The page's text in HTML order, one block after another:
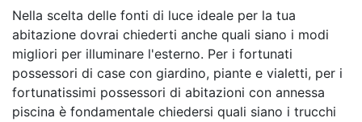
Nella scelta delle fonti di luce ideale per la tua
abitazione dovrai chiederti anche quali siano i modi
migliori per illuminare l'esterno. Per i fortunati
possessori di case con giardino, piante e vialetti, per i
fortunatissimi possessori di abitazioni con annessa
piscina è fondamentale chiedersi quali siano i trucchi